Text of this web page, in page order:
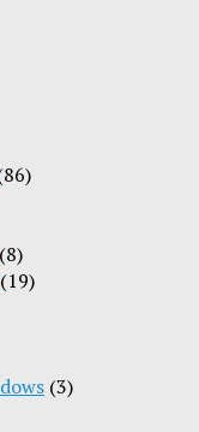
(8)
(19)
(3)